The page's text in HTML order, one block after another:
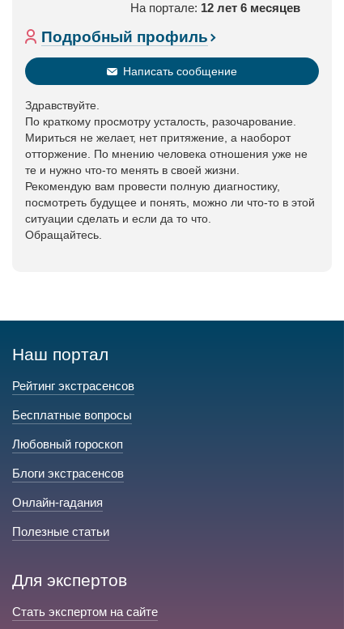
На портале: 12 лет 6 месяцев
Подробный профиль
Написать сообщение
Здравствуйте.
По краткому просмотру усталость, разочарование.
Мириться не желает, нет притяжение, а наоборот
отторжение. По мнению человека отношения уже не
те и нужно что-то менять в своей жизни.
Рекомендую вам провести полную диагностику,
посмотреть будущее и понять, можно ли что-то в этой
ситуации сделать и если да то что.
Обращайтесь.
Наш портал
Рейтинг экстрасенсов
Бесплатные вопросы
Любовный гороскоп
Блоги экстрасенсов
Онлайн-гадания
Полезные статьи
Для экспертов
Стать экспертом на сайте